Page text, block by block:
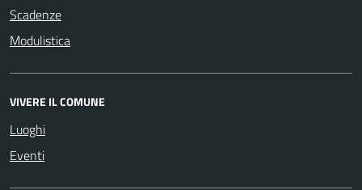
Scadenze
Modulistica
VIVERE IL COMUNE
Luoghi
Eventi